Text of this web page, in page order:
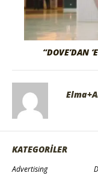
“DOVE’DAN
KATEGORİLER
Advertising